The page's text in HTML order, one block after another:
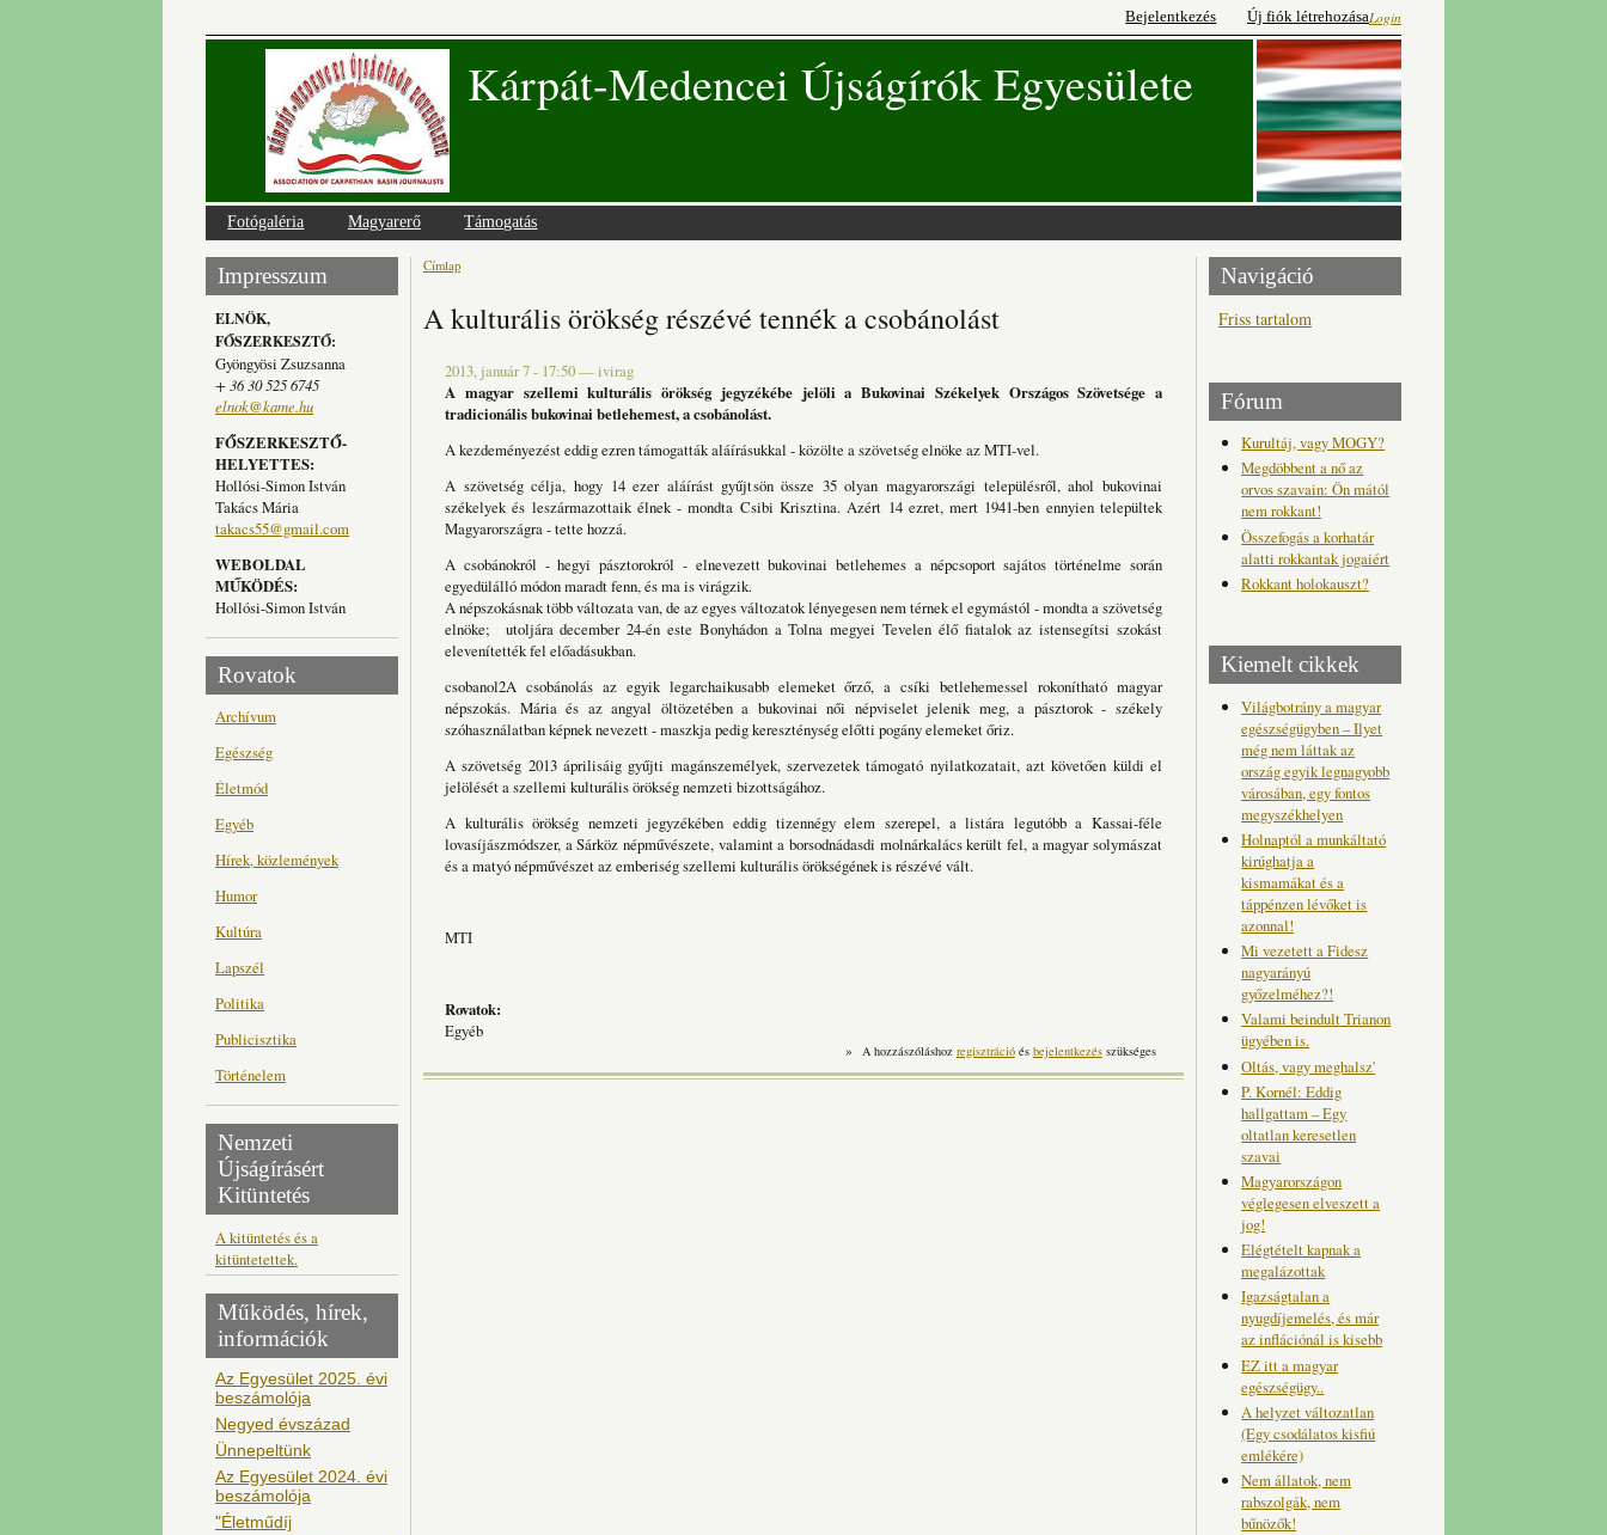
Login
Bejelentkezés Új fiók létrehozása
Kárpát-Medencei Újságírók Egyesülete
Fotógaléria Magyarerő Támogatás
Impresszum
ELNÖK,
FŐSZERKESZTŐ:
Gyöngyösi Zsuzsanna
+ 36 30 525 6745
elnok@kame.hu
FŐSZERKESZTŐ-
HELYETTES:
Hollósi-Simon István
Takács Mária
takacs55@gmail.com
WEBOLDAL
MŰKÖDÉS:
Hollósi-Simon István
Rovatok
Archívum
Egészség
Életmód
Egyéb
Hírek, közlemények
Humor
Kultúra
Lapszél
Politika
Publicisztika
Történelem
Nemzeti
Újságírásért
Kitüntetés
A kitüntetés és a
kitüntetettek.
Működés, hírek,
információk
Az Egyesület 2025. évi
beszámolója
Negyed évszázad
Ünnepeltünk
Az Egyesület 2024. évi
beszámolója
"Életműdíj
Jelenlegi hely
Címlap
A kulturális örökség részévé tennék a csobánolást
2013, január 7 - 17:50—ivirag
A magyar szellemi kulturális örökség jegyzékébe jelöli a Bukovinai Székelyek Országos Szövetsége a
tradicionális bukovinai betlehemest, a csobánolást.
A kezdeményezést eddig ezren támogatták aláírásukkal - közölte a szövetség elnöke az MTI-vel.
A szövetség célja, hogy 14 ezer aláírást gyűjtsön össze 35 olyan magyarországi településről, ahol bukovinai
székelyek és leszármazottaik élnek - mondta Csibi Krisztina. Azért 14 ezret, mert 1941-ben ennyien települtek
Magyarországra - tette hozzá.
A csobánokról - hegyi pásztorokról - elnevezett bukovinai betlehemes a népcsoport sajátos történelme során
egyedülálló módon maradt fenn, és ma is virágzik.
A népszokásnak több változata van, de az egyes változatok lényegesen nem térnek el egymástól - mondta a szövetség
elnöke; utoljára december 24-én este Bonyhádon a Tolna megyei Tevelen élő fiatalok az istensegítsi szokást
elevenítették fel előadásukban.
csobanol2A csobánolás az egyik legarchaikusabb elemeket őrző, a csíki betlehemessel rokonítható magyar
népszokás. Mária és az angyal öltözetében a bukovinai női népviselet jelenik meg, a pásztorok - székely
szóhasználatban képnek nevezett - maszkja pedig kereszténység előtti pogány elemeket őriz.
A szövetség 2013 áprilisáig gyűjti magánszemélyek, szervezetek támogató nyilatkozatait, azt követően küldi el
jelölését a szellemi kulturális örökség nemzeti bizottságához.
A kulturális örökség nemzeti jegyzékében eddig tizennégy elem szerepel, a listára legutóbb a Kassai-féle
lovasíjászmódszer, a Sárköz népművészete, valamint a borsodnádasdi molnárkalács került fel, a magyar solymászat
és a matyó népművészet az emberiség szellemi kulturális örökségének is részévé vált.
MTI
Rovatok:
Egyéb
» A hozzászóláshoz regisztrációés bejelentkezésszükséges
Navigáció
Friss tartalom
Fórum
Kurultáj, vagy MOGY?
Megdöbbent a nő az
orvos szavain: Ön mától
nem rokkant!
Összefogás a korhatár
alatti rokkantak jogaiért
Rokkant holokauszt?
Kiemelt cikkek
Világbotrány a magyar
egészségügyben – Ilyet
még nem láttak az
ország egyik legnagyobb
városában, egy fontos
megyszékhelyen
Holnaptól a munkáltató
kirúghatja a
kismamákat és a
táppénzen lévőket is
azonnal!
Mi vezetett a Fidesz
nagyarányú
győzelméhez?!
Valami beindult Trianon
ügyében is.
Oltás, vagy meghalsz'
P. Kornél: Eddig
hallgattam – Egy
oltatlan keresetlen
szavai
Magyarországon
véglegesen elveszett a
jog!
Elégtételt kapnak a
megalázottak
Igazságtalan a
nyugdíjemelés, és már
az inflációnál is kisebb
EZ itt a magyar
egészségügy..
A helyzet változatlan
(Egy csodálatos kisfiú
emlékére)
Nem állatok, nem
rabszolgák, nem
bűnözők!